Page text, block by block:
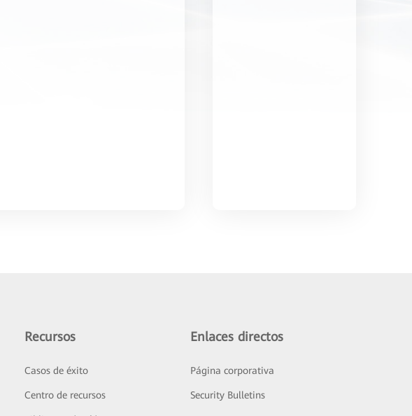
Recursos
Casos de éxito
Centro de recursos
Enlaces directos
Página corporativa
Security Bulletins